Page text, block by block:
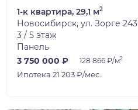
1-к квартира, 29,1 м2
Новосибирск, ул. Зорге 243
3 / 5 этаж
Панель
3 750 000 ₽
128 866 ₽/м2
Ипотека 21 203 ₽/мес.